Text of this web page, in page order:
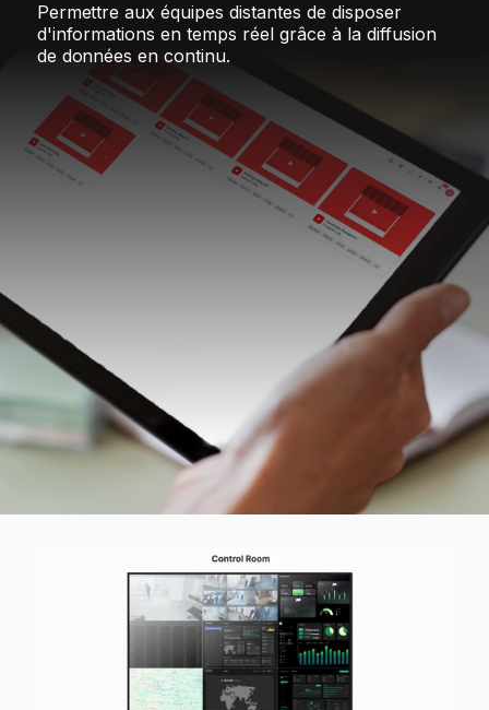
Permettre aux équipes distantes de disposer
d'informations en temps réel grâce à la diffusion
de données en continu.